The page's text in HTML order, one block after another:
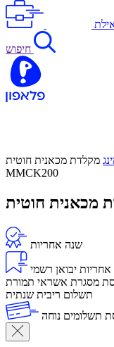
חיפוש
מקלדת מכאנית חוטית Miracase
MMCK200
שנה אחריות
אחריות יבואן רשמי
ללא תפיסת מסגרת אשראי תמורת
תשלום ריבית שנתית
תשלומים נוחה